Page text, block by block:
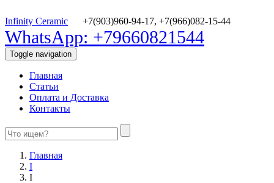
Infinity Ceramic +7(903)960-94-17, +7(966)082-15-44
WhatsApp: +79660821544
Toggle navigation
Главная
Статьи
Оплата и Доставка
Контакты
Главная
I
I